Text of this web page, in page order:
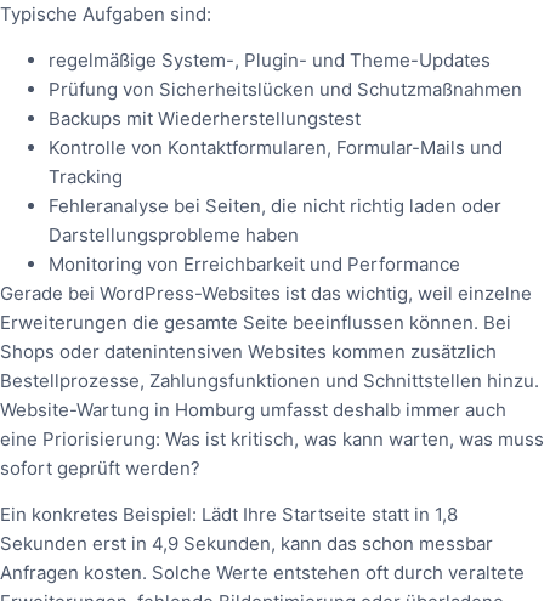
Typische Aufgaben sind:
regelmäßige System-, Plugin- und Theme-Updates
Prüfung von Sicherheitslücken und Schutzmaßnahmen
Backups mit Wiederherstellungstest
Kontrolle von Kontaktformularen, Formular-Mails und
Tracking
Fehleranalyse bei Seiten, die nicht richtig laden oder
Darstellungsprobleme haben
Monitoring von Erreichbarkeit und Performance
Gerade bei WordPress-Websites ist das wichtig, weil einzelne
Erweiterungen die gesamte Seite beeinflussen können. Bei
Shops oder datenintensiven Websites kommen zusätzlich
Bestellprozesse, Zahlungsfunktionen und Schnittstellen hinzu.
Website-Wartung in Homburg umfasst deshalb immer auch
eine Priorisierung: Was ist kritisch, was kann warten, was muss
sofort geprüft werden?
Ein konkretes Beispiel: Lädt Ihre Startseite statt in 1,8
Sekunden erst in 4,9 Sekunden, kann das schon messbar
Anfragen kosten. Solche Werte entstehen oft durch veraltete